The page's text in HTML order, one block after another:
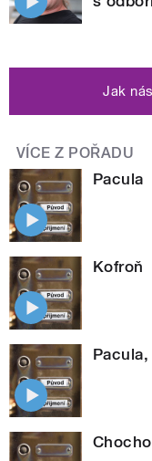
Jak
VÍCE Z POŘADU
Pacula
Kofroň